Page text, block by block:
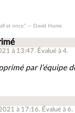
at once.” ― David Hume
à 13:47. Évalué à4.
par l’équipe
à 17:16. Évalué à6.